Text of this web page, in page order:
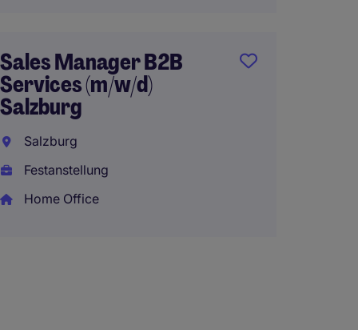
Sales Manager B2B
Services (m/w/d)
Salzburg
Salzburg
Festanstellung
Home Office